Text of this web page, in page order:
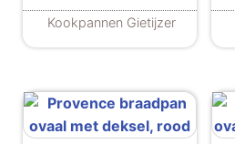
Kookpannen Gietijzer